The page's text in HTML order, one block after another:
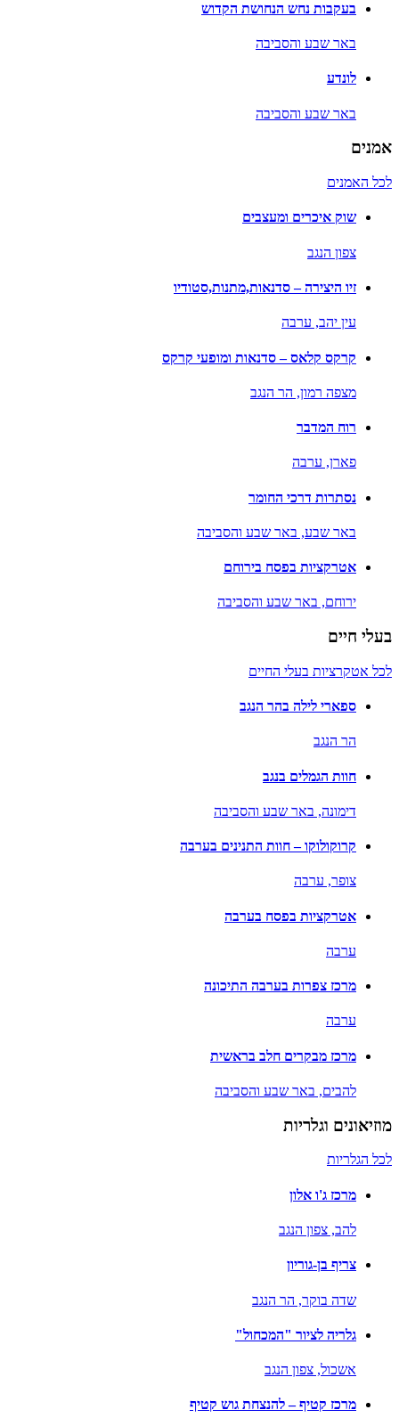
בעקבות נחש הנחושת הקדוש
באר שבע והסביבה
לונדע
באר שבע והסביבה
אמנים
לכל האמנים
שוק איכרים ומעצבים
צפון הנגב
זיו היצירה – סדנאות,מתנות,סטודיו
עין יהב, ערבה
קרקס קלאס – סדנאות ומופעי קרקס
מצפה רמון, הר הנגב
רוח המדבר
פארן, ערבה
נסתרות דרכי החומר
באר שבע, באר שבע והסביבה
אטרקציות בפסח בירוחם
ירוחם, באר שבע והסביבה
בעלי חיים
לכל אטקרציות בעלי החיים
ספארי לילה בהר הנגב
הר הנגב
חוות הגמלים בנגב
דימונה, באר שבע והסביבה
קרוקולוקו – חוות התנינים בערבה
צופר, ערבה
אטרקציות בפסח בערבה
ערבה
מרכז צפרות בערבה התיכונה
ערבה
מרכז מבקרים חלב בראשית
להבים, באר שבע והסביבה
מוזיאונים וגלריות
לכל הגלריות
מרכז ג'ו אלון
להב, צפון הנגב
צריף בן-גוריון
שדה בוקר, הר הנגב
גלריה לציור "המכחול"
אשכול, צפון הנגב
מרכז קטיף – להנצחת גוש קטיף